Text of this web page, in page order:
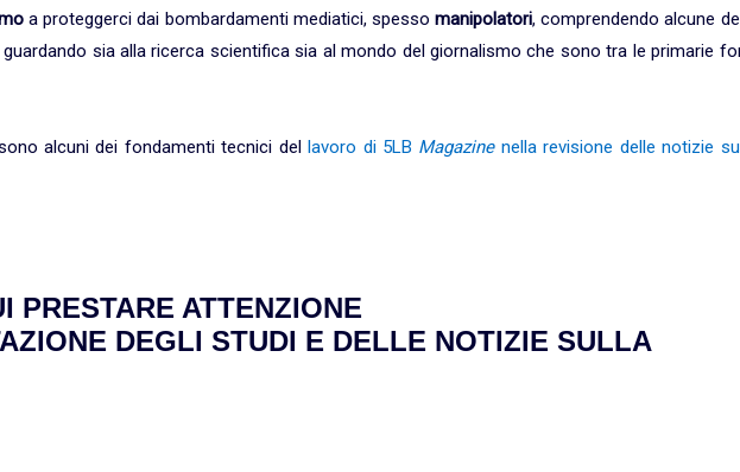
a proteggerci dai bombardamenti mediatici, spessomanipolatori, comprendendo alcune
guardando sia alla ricerca scientifica sia al mondo del giornalismo che sono tra le primarie
alcuni dei fondamenti tecnici del lavoro di 5LB Magazine nella revisione delle notizie
PRESTARE ATTENZIONE
DEGLI STUDI E DELLE NOTIZIE SULLA